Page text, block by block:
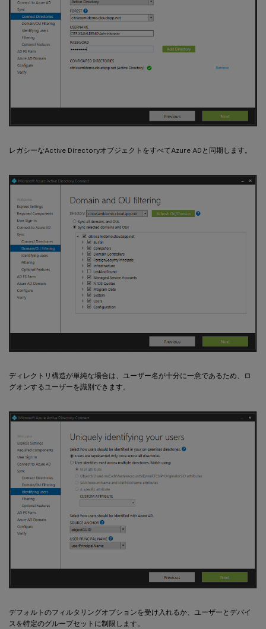
レガシーなActive DirectoryオブジェクトをすべてAzure ADと同期します。
ディレクトリ構造が単純な場合は、ユーザー名が十分に一意であるため、ロ
グオンするユーザーを識別できます。
デフォルトのフィルタリングオプションを受け入れるか、ユーザーとデバイ
スを特定のグループセットに制限します。